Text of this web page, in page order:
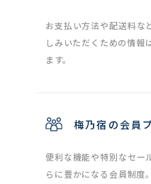
お支払い方法や配送料な
しみいただくための情報
ます。
梅乃宿の会員
便利な機能や特別なセー
らに豊かになる会員制度